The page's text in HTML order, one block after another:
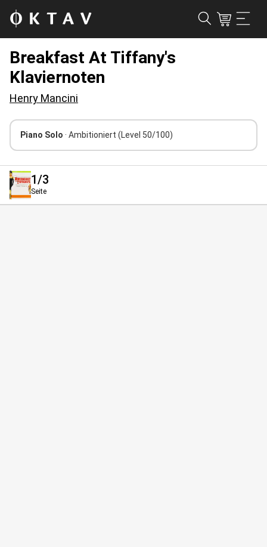
Breakfast At Tiffany's
Klaviernoten
Henry Mancini
Piano Solo · Ambitioniert (Level 50/100)
1/3
Seite